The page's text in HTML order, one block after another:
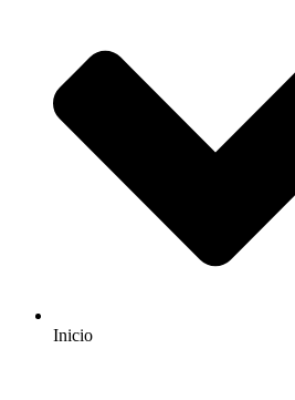
Inicio